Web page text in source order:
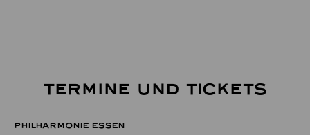
TERMINE UND TICKETS
PHILHARMONIE ESSEN